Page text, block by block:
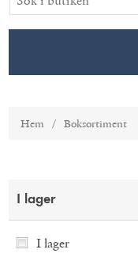
Hem / Boksortiment
I lager
I lager